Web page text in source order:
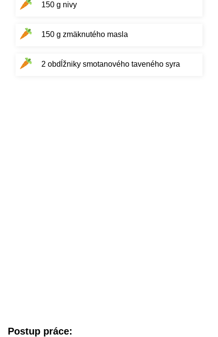
150 g nivy
150 g zmäknutého masla
2 obdĺžniky smotanového taveného syra
Postup práce: